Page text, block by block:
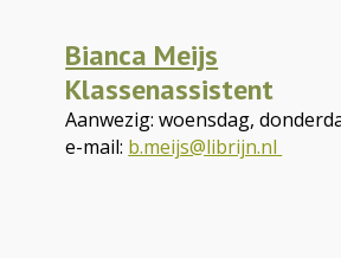
Bianca Meijs
Klassenassistent
Aanwezig: woensdag,
e-mail: b.meijs@librijn.nl